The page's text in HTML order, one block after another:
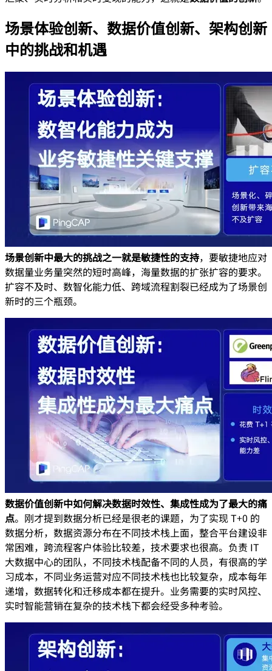
场景体验创新、数据价值创新、架构创新
中的挑战和机遇
场景创新中最大的挑战之一就是敏捷性的支持，要敏捷地应对
数据量业务量突然的短时高峰，海量数据的扩张扩容的要求。
扩容不及时、数智化能力低、跨域流程割裂已经成为了场景创
新时的三个瓶颈。
数据价值创新中如何解决数据时效性、集成性成为了最大的痛
点。刚才提到数据分析已经是很老的课题，为了实现 T+0 的
数据分析，数据资源分布在不同技术栈上面，整合平台建设非
常困难，跨流程客户体验比较差，技术要求也很高。负责 IT
大数据中心的团队，不同技术栈配备不同的人员，有很高的学
习成本，不同业务运营对应不同技术栈也比较复杂，成本每年
递增，数据转化和迁移成本都在提升。业务需要的实时风控、
实时智能营销在复杂的技术栈下都会经受多种考验。